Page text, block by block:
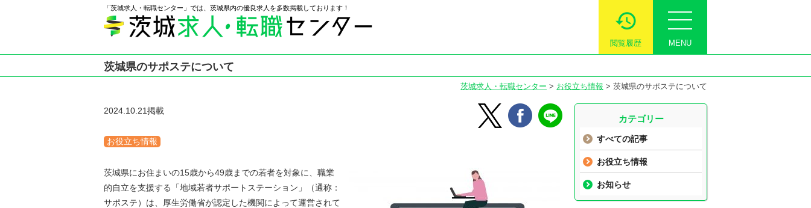
「茨城求人・転職センター」では、茨城県内の優良求人を多数掲載しております！
MENU
閲覧履歴
茨城県のサポステについて
茨城求人・転職センター > お役立ち情報 > 茨城県のサポステについて
カテゴリー
すべての記事
お役立ち情報
お知らせ
2024.10.21掲載
お役立ち情報
茨城県にお住まいの15歳から49歳までの若者を対象に、職業
的自立を支援する「地域若者サポートステーション」（通称：
サポステ）は、厚生労働省が認定した機関によって運営されて